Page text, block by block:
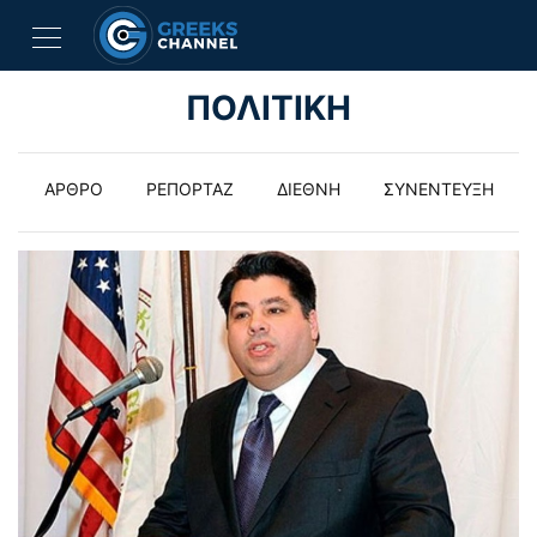
ΠΟΛΙΤΙΚΗ
ΑΡΘΡΟ ΡΕΠΟΡΤΑΖ ΔΙΕΘΝΗ ΣΥΝΕΝΤΕΥΞΗ